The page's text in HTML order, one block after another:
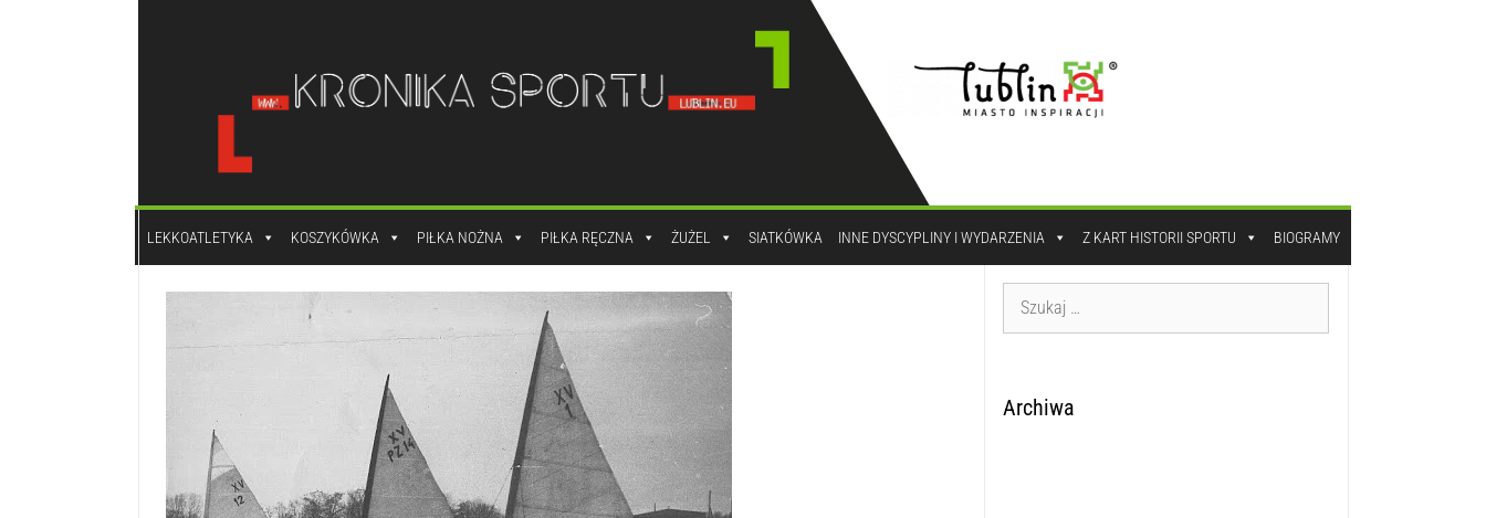
LEKKOATLETYKA KOSZYKÓWKA PIŁKA NOŻNA PIŁKA RĘCZNA ŻUŻEL SIATKÓWKA INNE DYSCYPLINY I WYDARZENIA Z KART HISTORII SPORTU BIOGRAMY
Archiwa